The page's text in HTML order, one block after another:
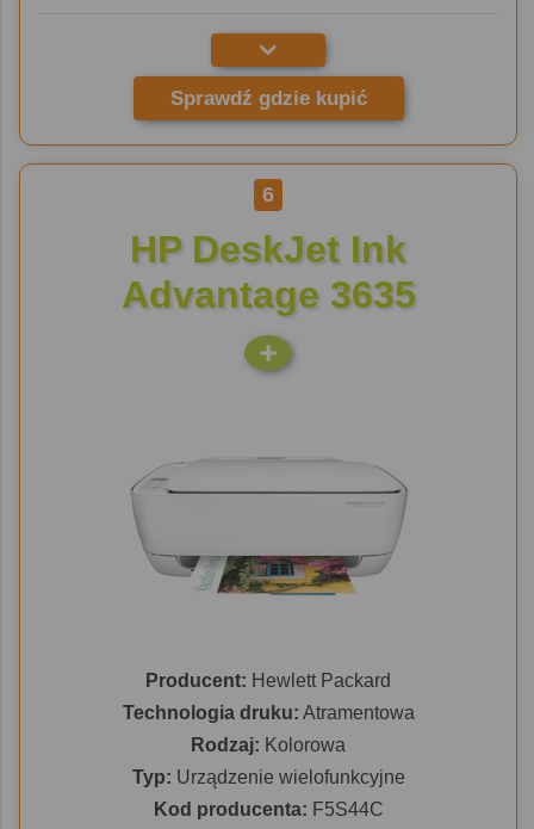
Sprawdź gdzie kupić
6
HP DeskJet Ink
Advantage 3635
Producent: Hewlett Packard
Technologia druku: Atramentowa
Rodzaj: Kolorowa
Typ: Urządzenie wielofunkcyjne
Kod producenta: F5S44C